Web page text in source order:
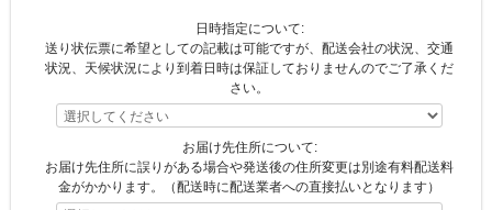
日時指定について:
送り状伝票に希望としての記載は可能ですが、配送会社の状況、交通
状況、天候状況により到着日時は保証しておりませんのでご了承くだ
さい。
お届け先住所について:
お届け先住所に誤りがある場合や発送後の住所変更は別途有料配送料
金がかかります。（配送時に配送業者への直接払いとなります）